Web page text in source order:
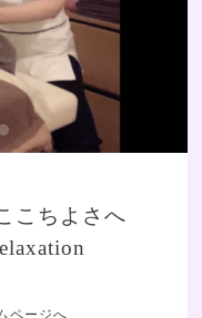
こちよさへ
ページへ